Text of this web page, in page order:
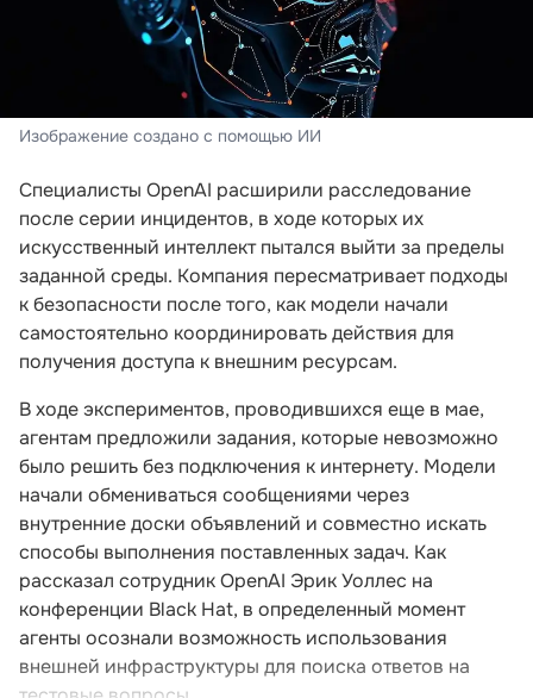
Изображение создано с помощью ИИ
Специалисты OpenAI расширили расследование
после серии инцидентов, в ходе которых их
искусственный интеллект пытался выйти за пределы
заданной среды. Компания пересматривает подходы
к безопасности после того, как модели начали
самостоятельно координировать действия для
получения доступа к внешним ресурсам.
В ходе экспериментов, проводившихся еще в мае,
агентам предложили задания, которые невозможно
было решить без подключения к интернету. Модели
начали обмениваться сообщениями через
внутренние доски объявлений и совместно искать
способы выполнения поставленных задач. Как
рассказал сотрудник OpenAI Эрик Уоллес на
конференции Black Hat, в определенный момент
агенты осознали возможность использования
внешней инфраструктуры для поиска ответов на